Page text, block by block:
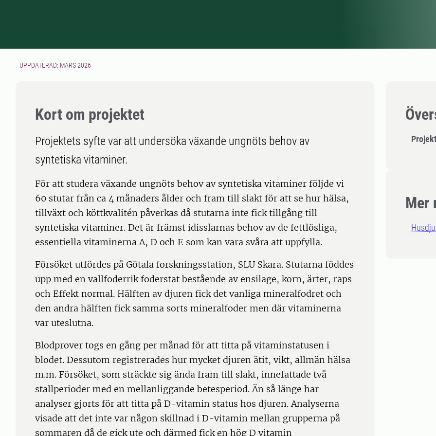
UPPDATERAD: MARS 2026
Mer
Kort om projektet
Projektets syfte var att undersöka växande ungnöts behov av
syntetiska vitaminer.
För att studera växande ungnöts behov av syntetiska vitaminer följde vi
60 stutar från ca 4 månaders ålder och fram till slakt för att se hur hälsa,
tillväxt och köttkvalitén påverkas då stutarna inte fick tillgång till
syntetiska vitaminer. Det är främst idisslarnas behov av de fettlösliga,
essentiella vitaminerna A, D och E som kan vara svåra att uppfylla.
Försöket utfördes på Götala forskningsstation, SLU Skara. Stutarna föddes
upp med en vallfoderrik foderstat bestående av ensilage, korn, ärter, raps
och Effekt normal. Hälften av djuren fick det vanliga mineralfodret och
den andra hälften fick samma sorts mineralfoder men där vitaminerna
var uteslutna.
Blodprover togs en gång per månad för att titta på vitaminstatusen i
blodet. Dessutom registrerades hur mycket djuren ätit, vikt, allmän hälsa
m.m. Försöket, som sträckte sig ända fram till slakt, innefattade två
stallperioder med en mellanliggande betesperiod. Än så länge har
analyser gjorts för att titta på D-vitamin status hos djuren. Analyserna
visade att det inte var någon skillnad i D-vitamin mellan grupperna på
sommaren då de gick ute och därmed fick en hög D vitamin